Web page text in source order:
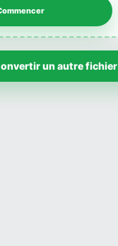
un autre fichier